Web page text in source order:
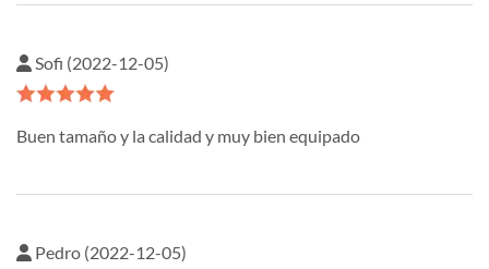
Sofi (2022-12-05)
Buen tamaño y la calidad y muy bien equipado
Pedro (2022-12-05)